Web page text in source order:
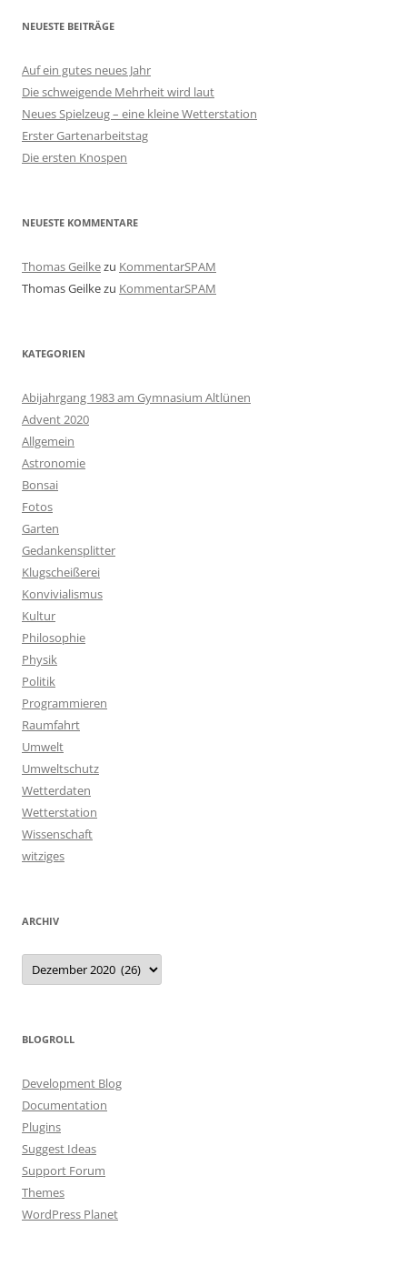
NEUESTE BEITRÄGE
Auf ein gutes neues Jahr
Die schweigende Mehrheit wird laut
Neues Spielzeug – eine kleine Wetterstation
Erster Gartenarbeitstag
Die ersten Knospen
NEUESTE KOMMENTARE
Thomas Geilkezu KommentarSPAM
Thomas Geilkezu KommentarSPAM
KATEGORIEN
Abijahrgang 1983 am Gymnasium Altlünen
Advent 2020
Allgemein
Astronomie
Bonsai
Fotos
Garten
Gedankensplitter
Klugscheißerei
Konvivialismus
Kultur
Philosophie
Physik
Politik
Programmieren
Raumfahrt
Umwelt
Umweltschutz
Wetterdaten
Wetterstation
Wissenschaft
witziges
ARCHIV
Archiv
BLOGROLL
Development Blog
Documentation
Plugins
Suggest Ideas
Support Forum
Themes
WordPress Planet